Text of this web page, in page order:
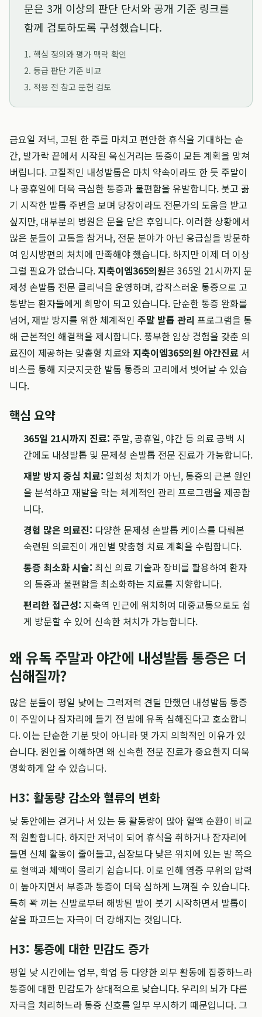
문은 3개 이상의 판단 단서와 공개 기준 링크를
함께 검토하도록 구성했습니다.
1. 핵심 정의와 평가 맥락 확인
2. 등급 판단 기준 비교
3. 적용 전 참고 문헌 검토
금요일 저녁, 고된 한 주를 마치고 편안한 휴식을 기대하는 순
간, 발가락 끝에서 시작된 욱신거리는 통증이 모든 계획을 망쳐
버립니다. 고질적인 내성발톱은 마치 약속이라도 한 듯 주말이
나 공휴일에 더욱 극심한 통증과 불편함을 유발합니다. 붓고 곪
기 시작한 발톱 주변을 보며 당장이라도 전문가의 도움을 받고
싶지만, 대부분의 병원은 문을 닫은 후입니다. 이러한 상황에서
많은 분들이 고통을 참거나, 전문 분야가 아닌 응급실을 방문하
여 임시방편의 처치에 만족해야 했습니다. 하지만 이제 더 이상
그럴 필요가 없습니다. 지축이엠365의원은 365일 21시까지 문
제성 손발톱 전문 클리닉을 운영하며, 갑작스러운 통증으로 고
통받는 환자들에게 희망이 되고 있습니다. 단순한 통증 완화를
넘어, 재발 방지를 위한 체계적인 주말 발톱 관리 프로그램을 통
해 근본적인 해결책을 제시합니다. 풍부한 임상 경험을 갖춘 의
료진이 제공하는 맞춤형 치료와 지축이엠365의원 야간진료 서
비스를 통해 지긋지긋한 발톱 통증의 고리에서 벗어날 수 있습
니다.
핵심 요약
365일 21시까지 진료: 주말, 공휴일, 야간 등 의료 공백 시
간에도 내성발톱 및 문제성 손발톱 전문 진료가 가능합니다.
재발 방지 중심 치료: 일회성 처치가 아닌, 통증의 근본 원인
을 분석하고 재발을 막는 체계적인 관리 프로그램을 제공합
니다.
경험 많은 의료진: 다양한 문제성 손발톱 케이스를 다뤄본
숙련된 의료진이 개인별 맞춤형 치료 계획을 수립합니다.
통증 최소화 시술: 최신 의료 기술과 장비를 활용하여 환자
의 통증과 불편함을 최소화하는 치료를 지향합니다.
편리한 접근성: 지축역 인근에 위치하여 대중교통으로도 쉽
게 방문할 수 있어 신속한 처치가 가능합니다.
왜 유독 주말과 야간에 내성발톱 통증은 더
심해질까?
많은 분들이 평일 낮에는 그럭저럭 견딜 만했던 내성발톱 통증
이 주말이나 잠자리에 들기 전 밤에 유독 심해진다고 호소합니
다. 이는 단순한 기분 탓이 아니라 몇 가지 의학적인 이유가 있
습니다. 원인을 이해하면 왜 신속한 전문 진료가 중요한지 더욱
명확하게 알 수 있습니다.
H3: 활동량 감소와 혈류의 변화
낮 동안에는 걷거나 서 있는 등 활동량이 많아 혈액 순환이 비교
적 원활합니다. 하지만 저녁이 되어 휴식을 취하거나 잠자리에
들면 신체 활동이 줄어들고, 심장보다 낮은 위치에 있는 발 쪽으
로 혈액과 체액이 몰리기 쉽습니다. 이로 인해 염증 부위의 압력
이 높아지면서 부종과 통증이 더욱 심하게 느껴질 수 있습니다.
특히 꽉 끼는 신발로부터 해방된 발이 붓기 시작하면서 발톱이
살을 파고드는 자극이 더 강해지는 것입니다.
H3: 통증에 대한 민감도 증가
평일 낮 시간에는 업무, 학업 등 다양한 외부 활동에 집중하느라
통증에 대한 민감도가 상대적으로 낮습니다. 우리의 뇌가 다른
자극을 처리하느라 통증 신호를 일부 무시하기 때문입니다. 그